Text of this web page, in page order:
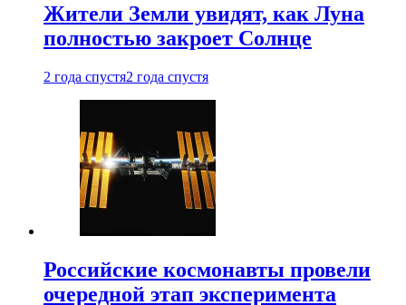
Жители Земли увидят, как Луна
полностью закроет Солнце
2 года спустя2 года спустя
Российские космонавты провели
очередной этап эксперимента